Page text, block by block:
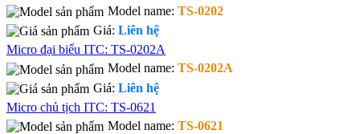
Model name: TS-0202
Giá: Liên hệ
Micro đại biểu ITC: TS-0202A
Model name: TS-0202A
Giá: Liên hệ
Micro chủ tịch ITC: TS-0621
Model name: TS-0621